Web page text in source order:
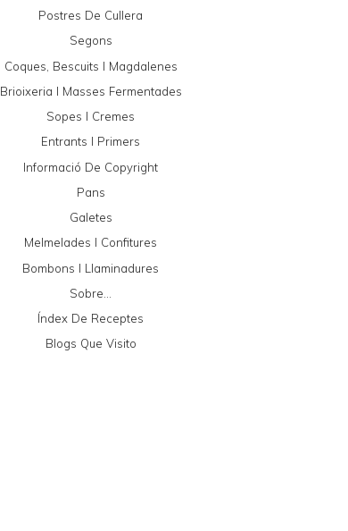
Postres De Cullera
Segons
Coques, Bescuits I Magdalenes
Brioixeria I Masses Fermentades
Sopes I Cremes
Entrants I Primers
Informació De Copyright
Pans
Galetes
Melmelades I Confitures
Bombons I Llaminadures
Sobre...
Índex De Receptes
Blogs Que Visito